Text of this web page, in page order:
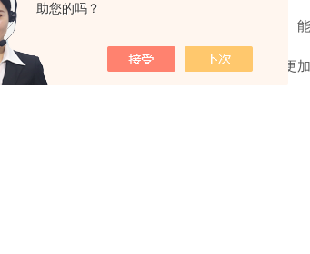
助您的吗？
上轻轻画圈即可，无需复杂的设备和技术。
。
，组化笔可能会朝着墨水更加持久、笔尖更